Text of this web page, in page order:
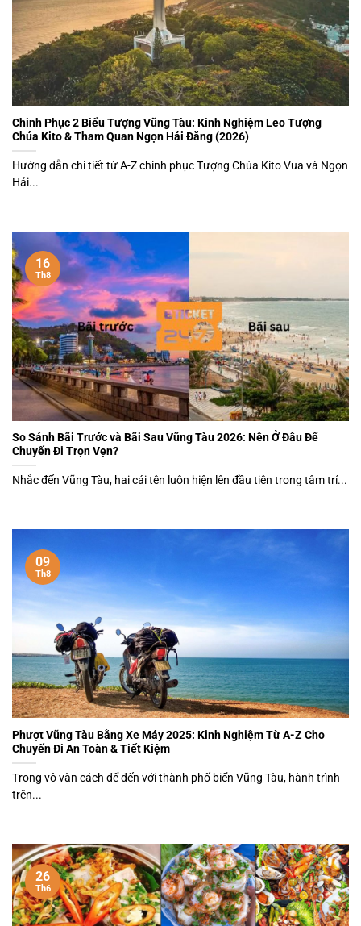
Chinh Phục 2 Biểu Tượng Vũng Tàu: Kinh Nghiệm Leo Tượng
Chúa Kito & Tham Quan Ngọn Hải Đăng (2026)
Hướng dẫn chi tiết từ A-Z chinh phục Tượng Chúa Kito Vua và Ngọn
Hải...
So Sánh Bãi Trước và Bãi Sau Vũng Tàu 2026: Nên Ở Đâu Để
Chuyến Đi Trọn Vẹn?
Nhắc đến Vũng Tàu, hai cái tên luôn hiện lên đầu tiên trong tâm trí...
16
Th8
Phượt Vũng Tàu Bằng Xe Máy 2025: Kinh Nghiệm Từ A-Z Cho
Chuyến Đi An Toàn & Tiết Kiệm
Trong vô vàn cách để đến với thành phố biển Vũng Tàu, hành trình
trên...
09
Th8
26
Th6